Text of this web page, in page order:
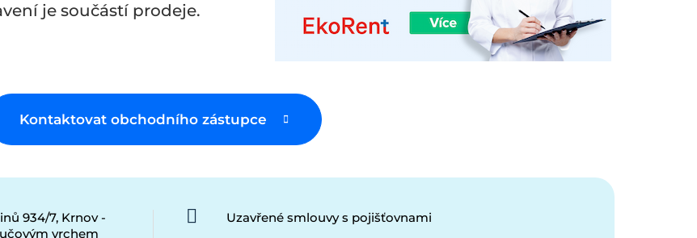
je součástí prodeje.
Kontaktovat obchodního zástupce
934/7, Krnov -
vrchem
Uzavřené smlouvy s pojišťovnami